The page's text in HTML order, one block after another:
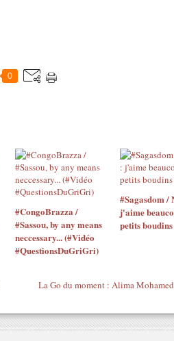
0
#CongoBrazza /
#Sassou, by any means
neccessary... (#Vidéo
#QuestionsDuGriGri)
#Sagasdom /
j'aime
petits boudins
La Go du moment : Alima